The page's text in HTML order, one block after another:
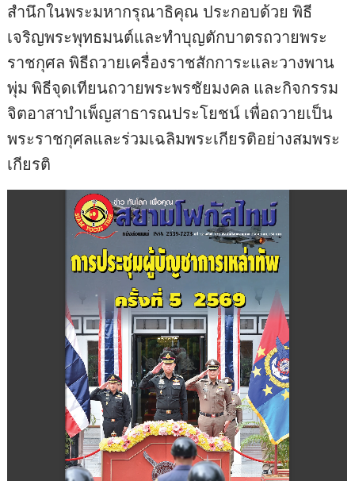
สำนึกในพระมหากรุณาธิคุณ ประกอบด้วย พิธี
เจริญพระพุทธมนต์และทำบุญตักบาตรถวายพระ
ราชกุศล พิธีถวายเครื่องราชสักการะและวางพาน
พุ่ม พิธีจุดเทียนถวายพระพรชัยมงคล และกิจกรรม
จิตอาสาบำเพ็ญสาธารณประโยชน์ เพื่อถวายเป็น
พระราชกุศลและร่วมเฉลิมพระเกียรติอย่างสมพระ
เกียรติ